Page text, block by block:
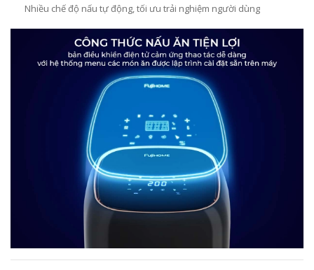
Nhiều chế độ nấu tự động, tối ưu trải nghiệm người dùng